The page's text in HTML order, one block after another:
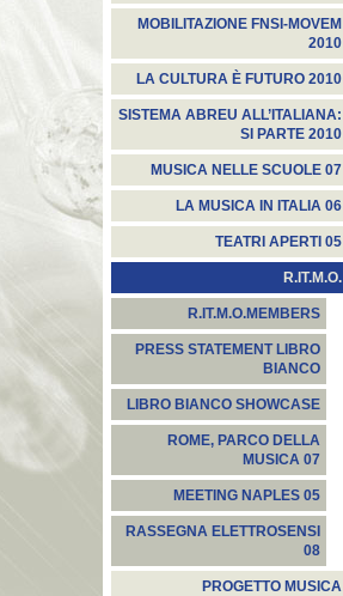
MOBILITAZIONE FNSI-MOVEM
2010
LA CULTURA È FUTURO 2010
SISTEMA ABREU ALL’ITALIANA:
SI PARTE 2010
MUSICA NELLE SCUOLE 07
LA MUSICA IN ITALIA 06
TEATRI APERTI 05
R.IT.M.O.
R.IT.M.O.MEMBERS
PRESS STATEMENT LIBRO
BIANCO
LIBRO BIANCO SHOWCASE
ROME, PARCO DELLA
MUSICA 07
MEETING NAPLES 05
RASSEGNA ELETTROSENSI
08
PROGETTO MUSICA